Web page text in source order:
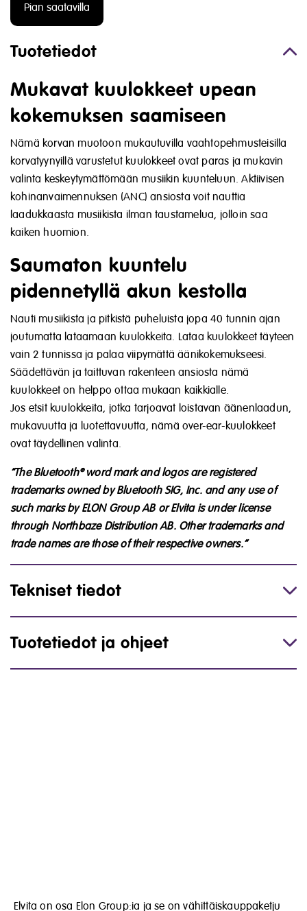
Pian saatavilla
Tuotetiedot
Mukavat kuulokkeet upean
kokemuksen saamiseen
Nämä korvan muotoon mukautuvilla vaahtopehmusteisilla
korvatyynyillä varustetut kuulokkeet ovat paras ja mukavin
valinta keskeytymättömään musiikin kuunteluun. Aktiivisen
kohinanvaimennuksen (ANC) ansiosta voit nauttia
laadukkaasta musiikista ilman taustamelua, jolloin saa
kaiken huomion.
Saumaton kuuntelu
pidennetyllä akun kestolla
Nauti musiikista ja pitkistä puheluista jopa 40 tunnin ajan
joutumatta lataamaan kuulokkeita. Lataa kuulokkeet täyteen
vain 2 tunnissa ja palaa viipymättä äänikokemukseesi.
Säädettävän ja taittuvan rakenteen ansiosta nämä
kuulokkeet on helppo ottaa mukaan kaikkialle.
Jos etsit kuulokkeita, jotka tarjoavat loistavan äänenlaadun,
mukavuutta ja luotettavuutta, nämä over-ear-kuulokkeet
ovat täydellinen valinta.
“The Bluetooth® word mark and logos are registered
trademarks owned by Bluetooth SIG, Inc. and any use of
such marks by ELON Group AB or Elvita is under license
through Northbaze Distribution AB. Other trademarks and
trade names are those of their respective owners.”
Tekniset tiedot
Tuotetiedot ja ohjeet
Elvita on osa Elon Group:ia ja se on vähittäiskauppaketju